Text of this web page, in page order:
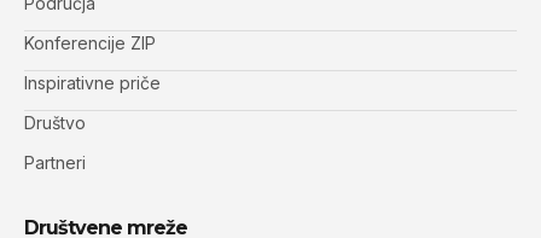
Konferencije ZIP
Inspirativne priče
Društvo
Partneri
Društvene mreže